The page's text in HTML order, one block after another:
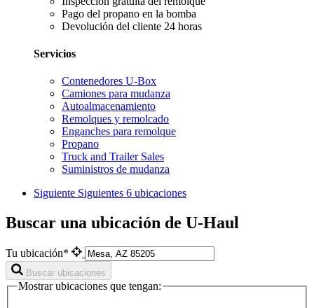
Pago del propano en la bomba
Devolución del cliente 24 horas
Servicios
Contenedores U-Box
Camiones para mudanza
Autoalmacenamiento
Remolques y remolcado
Enganches para remolque
Propano
Truck and Trailer Sales
Suministros de mudanza
Siguiente Siguientes 6 ubicaciones
Buscar una ubicación de U-Haul
Tu ubicación*
Buscar ubicaciones
Mostrar ubicaciones que tengan: